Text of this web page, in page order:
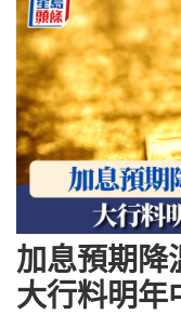
加息預期降
大行料明年